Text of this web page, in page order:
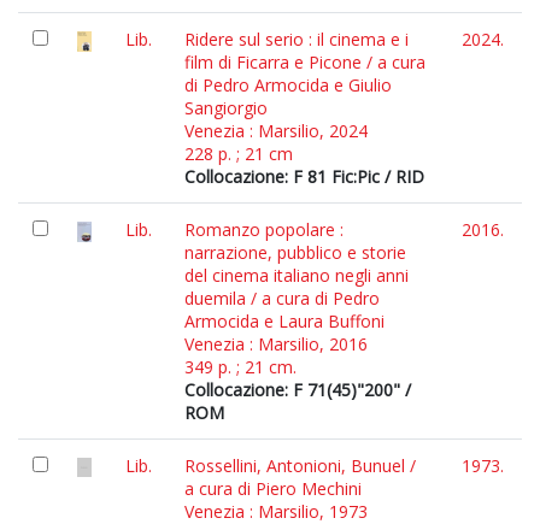
Lib.
Ridere sul serio : il cinema e i
film di Ficarra e Picone / a cura
di Pedro Armocida e Giulio
Sangiorgio
Venezia : Marsilio, 2024
228 p. ; 21 cm
Collocazione: F 81 Fic:Pic / RID
2024.
Lib.
Romanzo popolare :
narrazione, pubblico e storie
del cinema italiano negli anni
duemila / a cura di Pedro
Armocida e Laura Buffoni
Venezia : Marsilio, 2016
349 p. ; 21 cm.
Collocazione: F 71(45)"200" /
ROM
2016.
Lib.
Rossellini, Antonioni, Bunuel /
a cura di Piero Mechini
Venezia : Marsilio, 1973
1973.